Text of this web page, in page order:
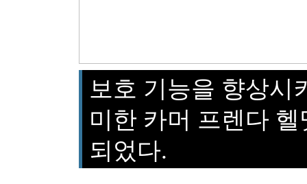
보호 기능을 향상시
미한 카머 프렌다
되었다.